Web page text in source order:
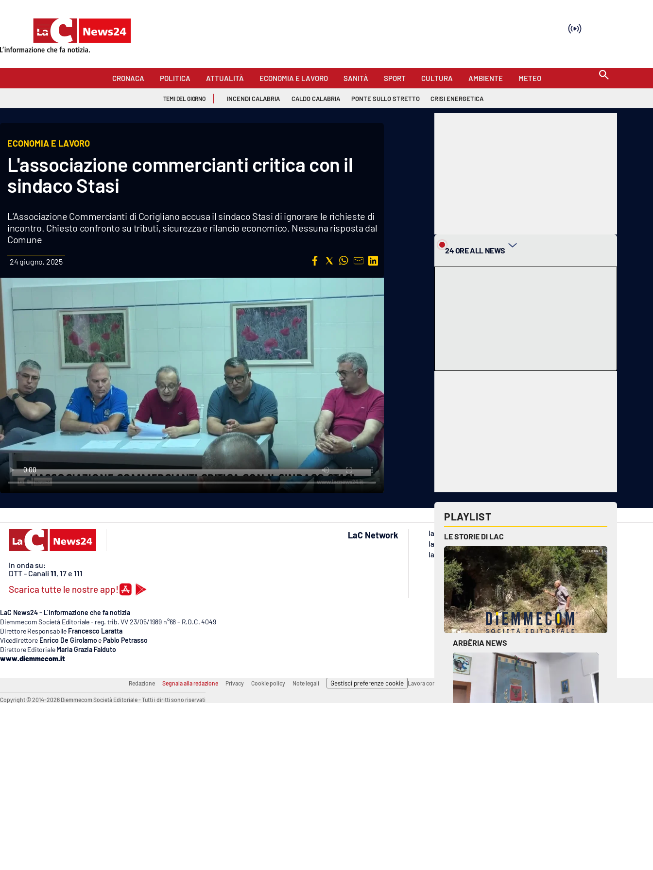
Sezioni
Attualità
Sanità
Cultura
Editoriali
Video
Ambiente
Cronaca
Cultura
Economia e Lavoro
Politica
Società
Rubriche
Good Morning Vietnam
Parchi Marini Calabria
Imprese Di Calabria
Le perfidie di Antonella Grippo
Streaming
CRONACA POLITICA ATTUALITÀ ECONOMIA E LAVORO SANITÀ SPORT CULTURA AMBIENTE METEO
TEMI DEL GIORNO INCENDI CALABRIA CALDO CALABRIA PONTE SULLO STRETTO CRISI ENERGETICA
ECONOMIA E LAVORO
L'associazione commercianti critica con il
sindaco Stasi
L’Associazione Commercianti di Corigliano accusa il sindaco Stasi di ignorare le richieste di
incontro. Chiesto confronto su tributi, sicurezza e rilancio economico. Nessuna risposta dal
Comune
24 giugno, 2025
24 ORE ALL NEWS
PLAYLIST
LE STORIE DI LAC
ARBËRIA NEWS
In onda su:
DTT - Canali 11, 17 e 111
Scarica tutte le nostre app!
LaC Network
lacplay.it
lactv.it
laconair.it
lacitymag.it
ilreggino.it
cosenzachannel.it
ilvibonese.it
catanzarochannel.it
LaC News24 - L’informazione che fa notizia
Diemmecom Società Editoriale - reg. trib. VV 23/05/1989 n°68 - R.O.C. 4049
Direttore Responsabile Francesco Laratta
Vicedirettore Enrico De Girolamo e Pablo Petrasso
Direttore Editoriale Maria Grazia Falduto
www.diemmecom.it
Redazione Segnala alla redazione Privacy Cookie policy Note legali Gestisci preferenze cookie Lavora con noi
Copyright © 2014-2026 Diemmecom Società Editoriale - Tutti i diritti sono riservati